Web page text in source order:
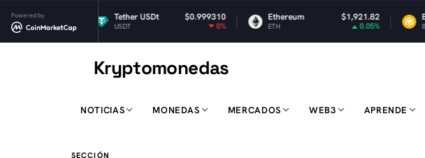
Powered by $0.999310
USDT
Ethereum $1,921.82
ETH
BNB
BNB
Kryptomonedas
NOTICIAS MONEDAS MERCADOS WEB3 APRENDE
SECCIÓN